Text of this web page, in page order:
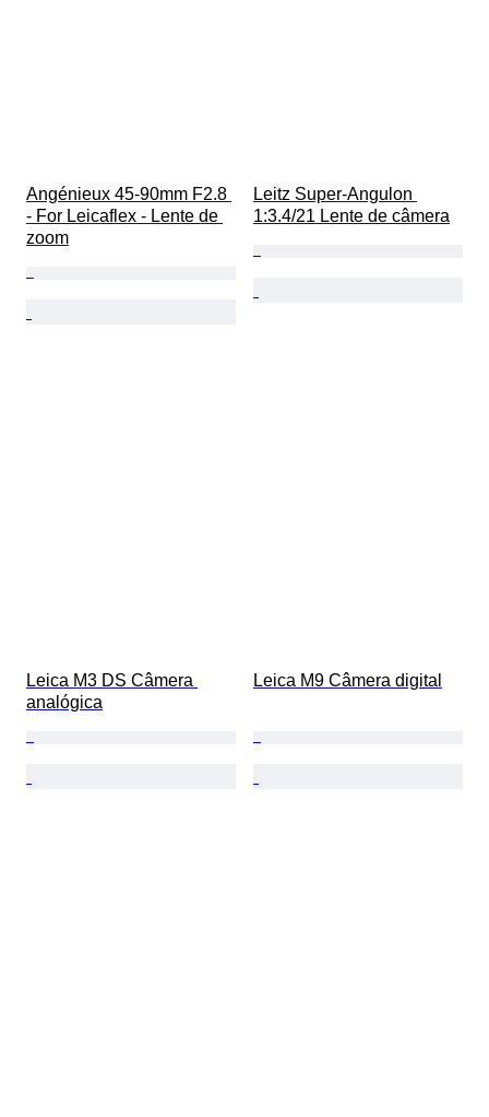
Angénieux 45-90mm F2.8
- For Leicaflex - Lente de
zoom
Leitz Super-Angulon
1:3.4/21 Lente de câmera
Leica M3 DS Câmera
analógica
Leica M9 Câmera digital